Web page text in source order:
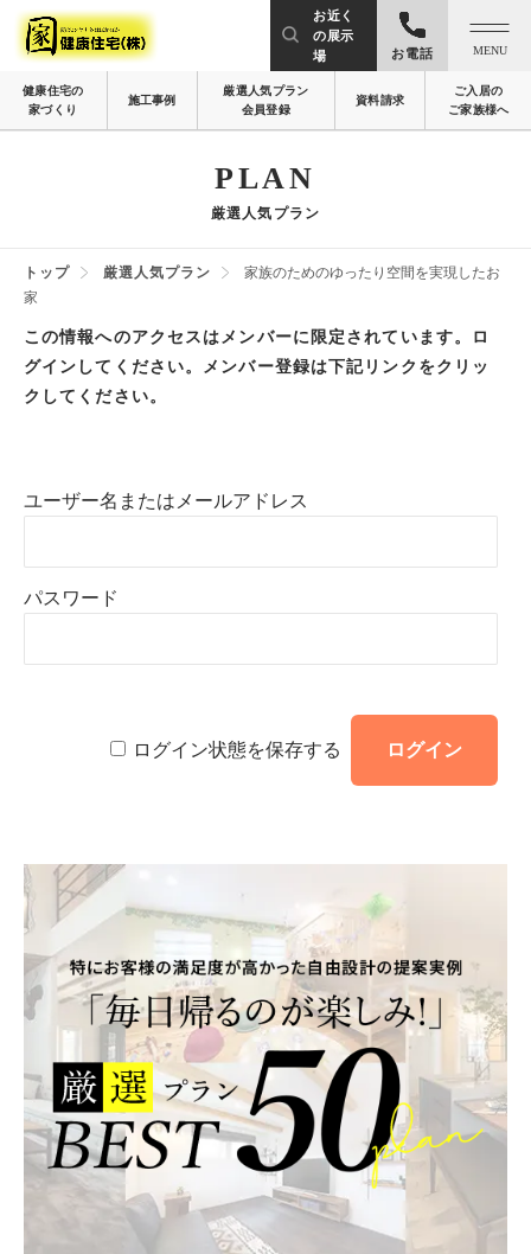
お近く
の展示
場
お電話 MENU
健康住宅の
家づくり
施工事例
厳選人気プラン
会員登録
資料請求
ご入居の
ご家族様へ
PLAN
厳選人気プラン
トップ 厳選人気プラン
家族のためのゆったり空間を実現したお
家
この情報へのアクセスはメンバーに限定されています。ロ
グインしてください。メンバー登録は下記リンクをクリッ
クしてください。
ユーザー名またはメールアドレス
パスワード
ログイン状態を保存する